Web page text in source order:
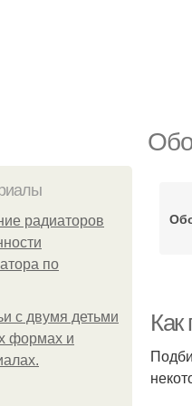
радиаторов
по
с двумя детьми
формах и